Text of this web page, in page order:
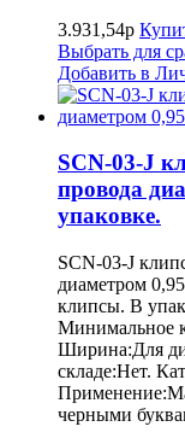
3.931,54р
Выбрать для
Добавить в
SCN-03-J
провода
упаковке.
SCN-03-J
диаметром
клипсы. В
Минимальное
Ширина:Для
складе:Нет.
черными